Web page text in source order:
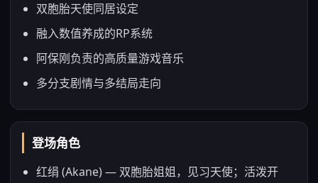
双胞胎天使同居设定
融入数值养成的RP系统
阿保刚负责的高质量游戏音乐
多分支剧情与多结局走向
登场角色
红绢 (Akane) — 双胞胎姐姐，见习天使；活泼开